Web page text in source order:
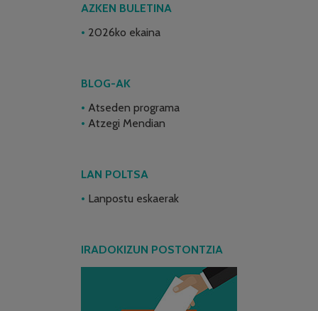
AZKEN BULETINA
2026ko ekaina
BLOG-AK
Atseden programa
Atzegi Mendian
LAN POLTSA
Lanpostu eskaerak
IRADOKIZUN POSTONTZIA